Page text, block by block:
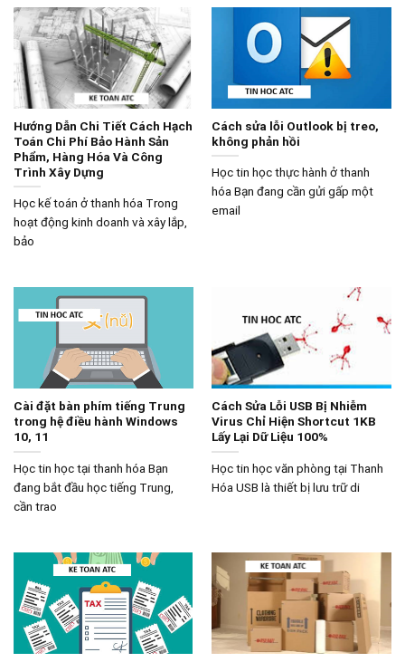
Hướng Dẫn Chi Tiết Cách Hạch
Toán Chi Phí Bảo Hành Sản
Phẩm, Hàng Hóa Và Công
Trình Xây Dựng
Học kế toán ở thanh hóa Trong
hoạt động kinh doanh và xây lắp,
bảo
Cách sửa lỗi Outlook bị treo,
không phản hồi
Học tin học thực hành ở thanh
hóa Bạn đang cần gửi gấp một
email
Cài đặt bàn phím tiếng Trung
trong hệ điều hành Windows
10, 11
Học tin học tại thanh hóa Bạn
đang bắt đầu học tiếng Trung,
cần trao
Cách Sửa Lỗi USB Bị Nhiễm
Virus Chỉ Hiện Shortcut 1KB
Lấy Lại Dữ Liệu 100%
Học tin học văn phòng tại Thanh
Hóa USB là thiết bị lưu trữ di